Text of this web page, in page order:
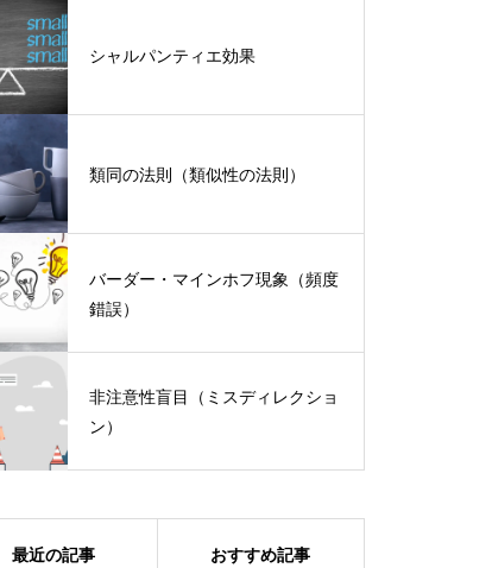
けないエラー表示とヘルプ機能
人を基準にするのがユーザビリテ
ィ
シャルパンティエ効果
類同の法則（類似性の法則）
バーダー・マインホフ現象（頻度
錯誤）
非注意性盲目（ミスディレクショ
ン）
最近の記事 おすすめ記事